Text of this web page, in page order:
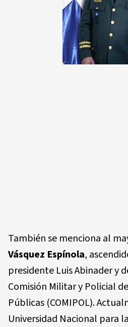
También se menciona al
Vásquez Espínola,
presidente Luis Abinader y
Comisión Militar y Policial
Públicas (COMIPOL).
Universidad Nacional para